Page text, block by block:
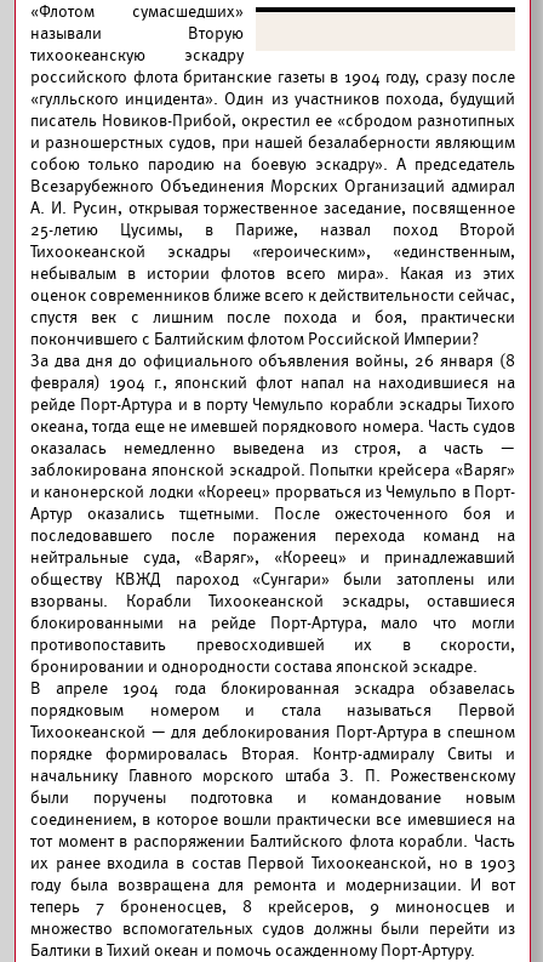
«Флотом сумасшедших»
называли Вторую
тихоокеанскую эскадру
российского флота британские газеты в 1904 году, сразу после
«гулльского инцидента». Один из участников похода, будущий
писатель Новиков-Прибой, окрестил ее «сбродом разнотипных
и разношерстных судов, при нашей безалаберности являющим
собою только пародию на боевую эскадру». А председатель
Всезарубежного Объединения Морских Организаций адмирал
А. И. Русин, открывая торжественное заседание, посвященное
25-летию Цусимы, в Париже, назвал поход Второй
Тихоокеанской эскадры «героическим», «единственным,
небывалым в истории флотов всего мира». Какая из этих
оценок современников ближе всего к действительности сейчас,
спустя век с лишним после похода и боя, практически
покончившего с Балтийским флотом Российской Империи?
За два дня до официального объявления войны, 26 января (8
февраля) 1904 г., японский флот напал на находившиеся на
рейде Порт-Артура и в порту Чемульпо корабли эскадры Тихого
океана, тогда еще не имевшей порядкового номера. Часть судов
оказалась немедленно выведена из строя, а часть —
заблокирована японской эскадрой. Попытки крейсера «Варяг»
и канонерской лодки «Кореец» прорваться из Чемульпо в Порт-
Артур оказались тщетными. После ожесточенного боя и
последовавшего после поражения перехода команд на
нейтральные суда, «Варяг», «Кореец» и принадлежавший
обществу КВЖД пароход «Сунгари» были затоплены или
взорваны. Корабли Тихоокеанской эскадры, оставшиеся
блокированными на рейде Порт-Артура, мало что могли
противопоставить превосходившей их в скорости,
бронировании и однородности состава японской эскадре.
В апреле 1904 года блокированная эскадра обзавелась
порядковым номером и стала называться Первой
Тихоокеанской — для деблокирования Порт-Артура в спешном
порядке формировалась Вторая. Контр-адмиралу Свиты и
начальнику Главного морского штаба З. П. Рожественскому
были поручены подготовка и командование новым
соединением, в которое вошли практически все имевшиеся на
тот момент в распоряжении Балтийского флота корабли. Часть
их ранее входила в состав Первой Тихоокеанской, но в 1903
году была возвращена для ремонта и модернизации. И вот
теперь 7 броненосцев, 8 крейсеров, 9 миноносцев и
множество вспомогательных судов должны были перейти из
Балтики в Тихий океан и помочь осажденному Порт-Артуру.